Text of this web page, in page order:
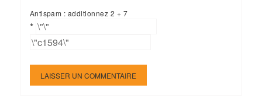
Antispam : additionnez 2 + 7
*